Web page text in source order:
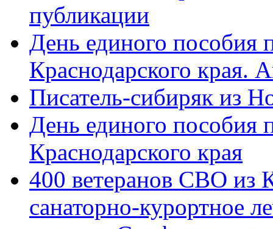
публикации
День единого пособия
Краснодарского края.
Писатель-сибиряк из
День единого пособия
Краснодарского края
400 ветеранов СВО из
санаторно-курортное